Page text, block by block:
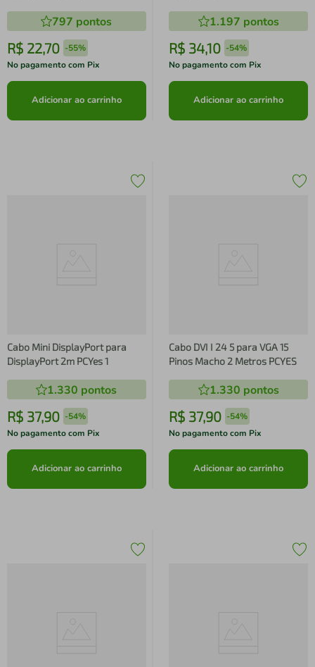
797 pontos
R$ 22,70 -55%
No pagamento com Pix
Adicionar ao carrinho
1.197 pontos
R$ 34,10 -54%
No pagamento com Pix
Adicionar ao carrinho
Cabo Mini DisplayPort para
DisplayPort 2m PCYes 1
1.330 pontos
R$ 37,90 -54%
No pagamento com Pix
Adicionar ao carrinho
Cabo DVI I 24 5 para VGA 15
Pinos Macho 2 Metros PCYES
1.330 pontos
R$ 37,90 -54%
No pagamento com Pix
Adicionar ao carrinho